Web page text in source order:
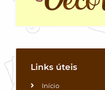
Links úteis
Início